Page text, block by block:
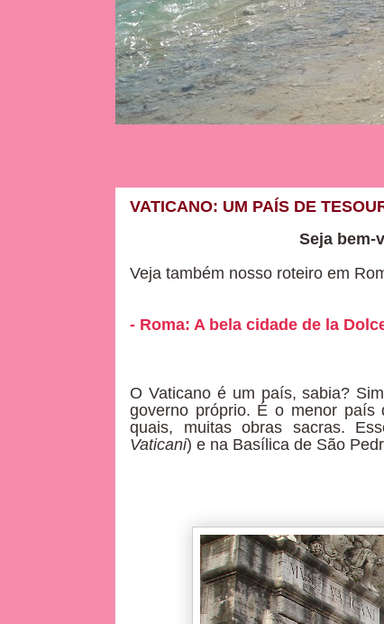
VATICANO: UM PAÍS DE
Seja bem-
Veja também nosso roteiro em
- Roma: A bela cidade de la
O Vaticano é um país, sabia?
governo próprio. É o menor país
quais, muitas obras sacras.
Vaticani) e na Basílica de São